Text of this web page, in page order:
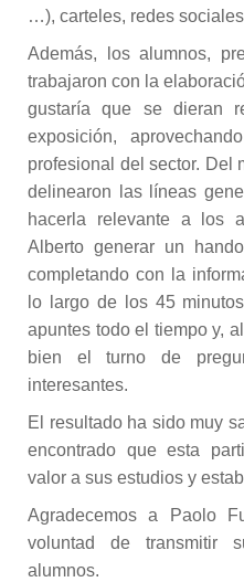
…), carteles, redes
Además, los alumnos,
trabajaron con la
gustaría que se dieran
exposición,
profesional del sector. Del
delinearon las líneas
hacerla relevante a los
Alberto generar un
completando con la
lo largo de los 45
apuntes todo el tiempo y,
bien el turno de
interesantes.
El resultado ha sido muy
encontrado que esta
valor a sus estudios y
Agradecemos a Paolo
voluntad de transmitir
alumnos.